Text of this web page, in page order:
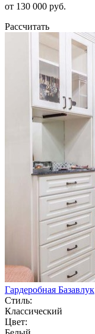
от 130 000 руб.
Рассчитать
Гардеробная Базавлук
Стиль:
Классический
Цвет: